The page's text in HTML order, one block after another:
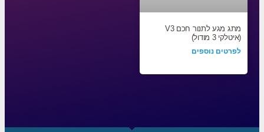
מתג מגע לתנור חכם V3
(איטלקי 3 מודול)
לפרטים נוספים